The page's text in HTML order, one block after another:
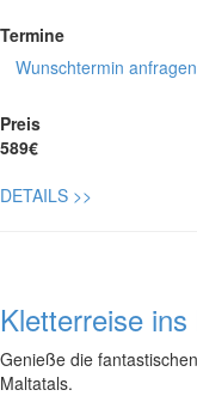
Termine
Wunschtermin
Preis
589€
DETAILS >>
Kletterreise
Genieße die
Maltatals.